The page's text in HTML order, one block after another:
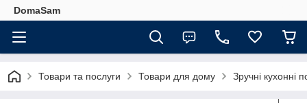
DomaSam
Товари та послуги Товари для дому Зручні кухонні